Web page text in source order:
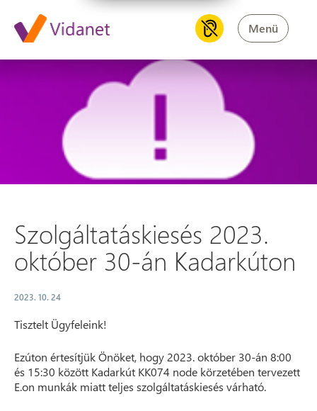
Menü
Szolgáltatáskiesés 2023.
Szolgáltatáskiesés 2023.
október 30-án Kadarkúton
2023. 10. 24
Tisztelt Ügyfeleink!
Ezúton értesítjük Önöket, hogy 2023. október 30-án 8:00
és 15:30 között Kadarkút KK074 node körzetében tervezett
E.on munkák miatt teljes szolgáltatáskiesés várható.